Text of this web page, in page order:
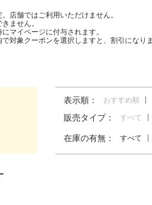
店舗ではご利用いただけません。
ません。
マイページに付与されます。
対象クーポンを選択しますと、割引になり
表示順： おすすめ順
販売タイプ： すべて
在庫の有無： すべて